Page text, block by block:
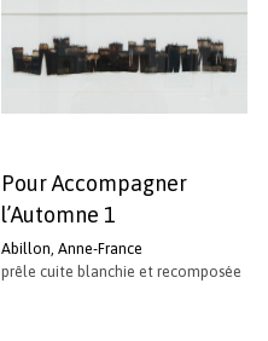
Pour Accompagner
l’Automne 1
Abillon, Anne-France
prêle cuite blanchie et recomposée